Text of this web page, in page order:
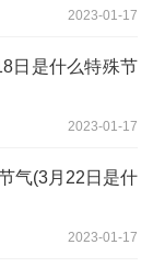
2023-01-17
日是什么特殊节
2023-01-17
气(3月22日是什
2023-01-17